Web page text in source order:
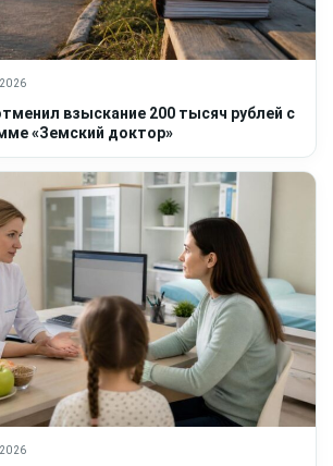
взыскание 200 тысяч рублей с
«Земский доктор»